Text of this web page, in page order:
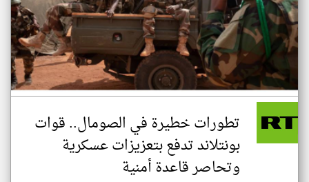
تطورات خطيرة في الصومال.. قوات
بونتلاند تدفع بتعزيزات عسكرية
وتحاصر قاعدة أمنية